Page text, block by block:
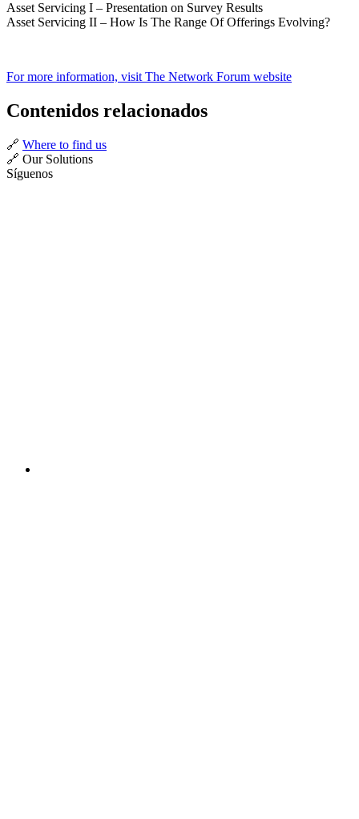
Asset Servicing I – Presentation on Survey Results
Asset Servicing II – How Is The Range Of Offerings Evolving?
For more information, visit The Network Forum website
Contenidos relacionados
🔗 Where to find us
🔗 Our Solutions
Síguenos